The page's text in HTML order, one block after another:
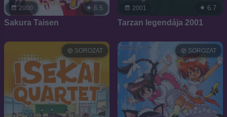
2000 6.5
Sakura Taisen
2001 6.7
Tarzan legendája 2001
SOROZAT SOROZAT